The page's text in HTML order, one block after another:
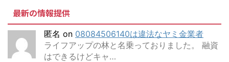
最新の情報提供
匿名 on 08084506140は違法なヤミ金業者
ライフアップの林と名乗っておりました。 融資
はできるけどキャ…